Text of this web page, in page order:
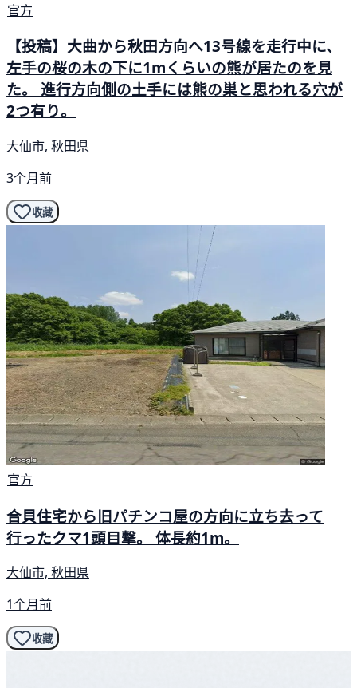
官方
【投稿】大曲から秋田方向へ13号線を走行中に、
左手の桜の木の下に1mくらいの熊が居たのを見
た。 進行方向側の土手には熊の巣と思われる穴が
2つ有り。
大仙市, 秋田県
3个月前
收藏
官方
合貝住宅から旧パチンコ屋の方向に立ち去って
行ったクマ1頭目撃。 体長約1m。
大仙市, 秋田県
1个月前
收藏